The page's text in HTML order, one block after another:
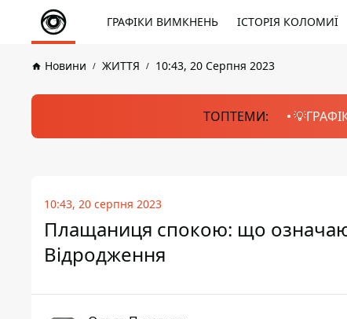
ГРАФІКИ ВИМКНЕНЬ ІСТОРІЯ КОЛОМИЇ
Новини ЖИТТЯ 10:43, 20 Серпня 2023
ТОПТЕМИ:
10:43, 20 серпня 2023
Плащаниця спокою: що
Відродження